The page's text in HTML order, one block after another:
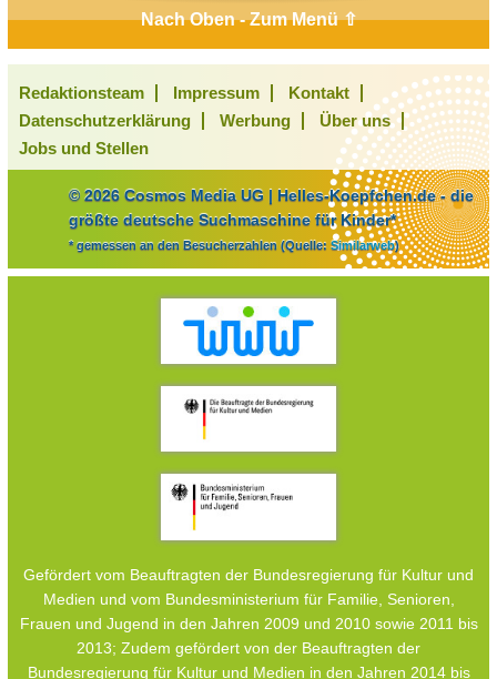
Nach Oben - Zum Menü ⇧
Redaktionsteam Impressum
Kontakt
Datenschutzerklärung
Werbung
Über uns
Jobs und Stellen
© 2026 Cosmos Media UG | Helles-Koepfchen.de - die
größte deutsche Suchmaschine für Kinder*
* gemessen an den Besucherzahlen (Quelle: Similarweb)
Gefördert vom Beauftragten der Bundesregierung für Kultur und
Medien und vom Bundesministerium für Familie, Senioren,
Frauen und Jugend in den Jahren 2009 und 2010 sowie 2011 bis
2013; Zudem gefördert von der Beauftragten der
Bundesregierung für Kultur und Medien in den Jahren 2014 bis